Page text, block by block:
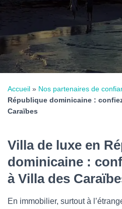
Accueil » Nos partenaires de
République dominicaine :
Caraïbes
Villa de luxe en
dominicaine :
à Villa des
En immobilier, surtout à